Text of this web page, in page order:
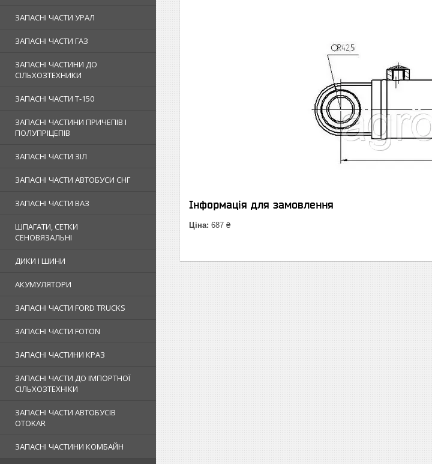
ЗАПАСНІ ЧАСТИ УРАЛ
ЗАПАСНІ ЧАСТИ ГАЗ
ЗАПАСНІ ЧАСТИНИ ДО
СІЛЬХОЗТЕХНИКИ
ЗАПАСНІ ЧАСТИ Т-150
ЗАПАСНІ ЧАСТИНИ ПРИЧЕПІВ І
ПОЛУПРІЦЕПІВ
ЗАПАСНІ ЧАСТИ ЗІЛ
ЗАПАСНІ ЧАСТИ АВТОБУСИ СНГ
ЗАПАСНІ ЧАСТИ ВАЗ
ШПАГАТИ, СЕТКИ
СЕНОВЯЗАЛЬНІ
ДИКИ І ШИНИ
АКУМУЛЯТОРИ
ЗАПАСНІ ЧАСТИ FORD TRUCKS
ЗАПАСНІ ЧАСТИ FOTON
ЗАПАСНІ ЧАСТИНИ КРАЗ
ЗАПАСНІ ЧАСТИ ДО ІМПОРТНОЇ
СІЛЬХОЗТЕХНІКИ
ЗАПАСНІ ЧАСТИ АВТОБУСІВ
OTOKAR
ЗАПАСНІ ЧАСТИНИ КОМБАЙН
Інформація для замовлення
Ціна: 687 ₴